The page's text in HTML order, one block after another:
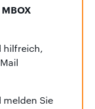
hilfreich,
melden Sie